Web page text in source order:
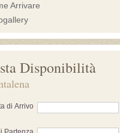
Arrivare
Disponibilità
di Arrivo